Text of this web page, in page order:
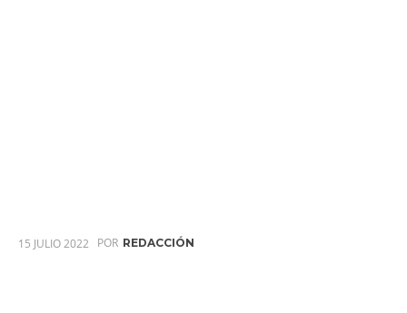
15 JULIO 2022 POR REDACCIÓN